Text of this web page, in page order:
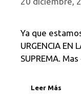
Ya que
URGENCIA EN
SUPREMA.
Leer Más